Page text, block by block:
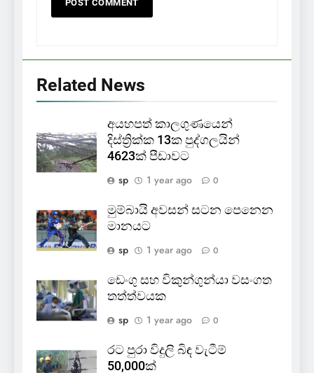
Related News
අයහපත් කාලගුණයෙන්
දිස්ත්‍රික්ක 13ක පුද්ගලයින්
4623ක් පීඩාවට
sp
1 year ago 0
මුම්බායි අවසන් සටන පෙනෙන
මානයට
sp
1 year ago 0
ඩෙංගු සහ විකුන්ගුන්යා වසංගත
තත්ත්වයක
sp
1 year ago 0
රට පුරා විදුලි බිඳ වැටීම්
50,000ක්